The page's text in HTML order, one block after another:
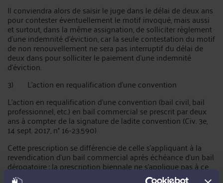
Il conviendra alors de saisir le juge dans le délai de deux ans
pour contester éventuellement le motif invoqué, mais aussi
et surtout, dans la même assignation, de solliciter règlement
d’une indemnité d’éviction, car la seule contestation du motif
de non renouvellement ne sera pas interruptif du délai de
deux dans pour solliciter le paiement d’une indemnité
d’éviction.
3) L'action en requalification d'une convention
L'action en requalification d'une convention (bail civil, bail
professionnel, etc.) en bail commercial se prescrit par deux
ans à compter de la signature de ladite convention (Civ. 3e,
14 sept. 2017, n° 16-23.590)
Cette prescription se différencie de celle s'appliquant à la
revendication d'un bail commercial après échéance d'un bail
dérogatoire : la prescription biennale ne s'applique pas à ce
type d'action, soumise à la prescription quinquennale de